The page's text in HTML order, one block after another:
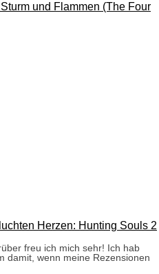
und Flammen (The Four
Herzen: Hunting Souls 2
freu ich mich sehr! Ich hab
damit, wenn meine Rezensionen